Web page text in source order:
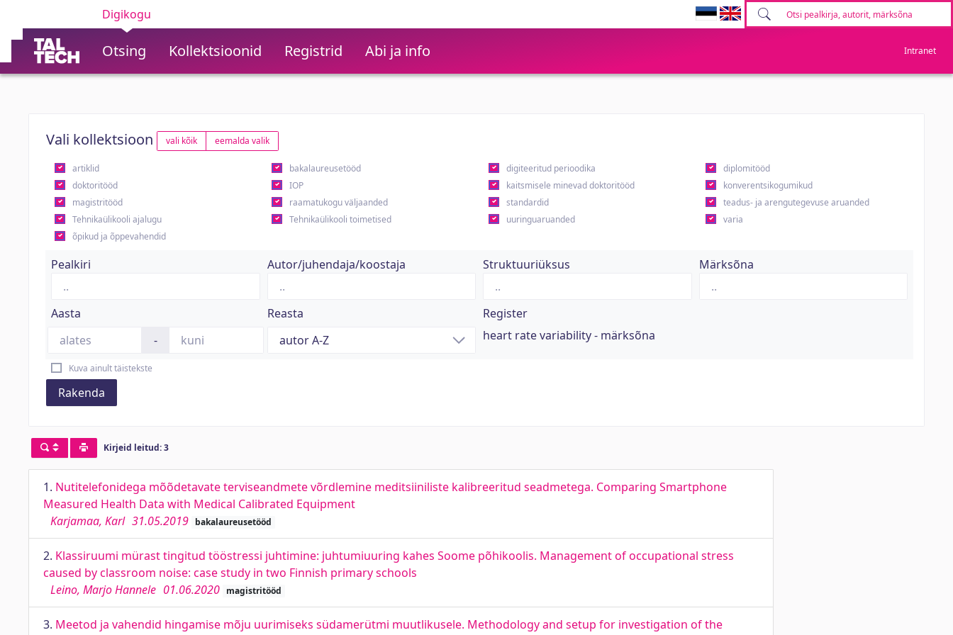
Digikogu
Otsing Kollektsioonid Registrid Abi ja info Intranet
Vali kollektsioon vali kõik eemalda valik
artiklid bakalaureusetööd digiteeritud perioodika
diplomitööd
doktoritööd
IOP kaitsmisele minevad doktoritööd
konverentsikogumikud
magistritööd
raamatukogu väljaanded standardid
teadus- ja arengutegevuse aruanded
Tehnikaülikooli ajalugu
Tehnikaülikooli toimetised uuringuaruanded
varia
õpikud ja õppevahendid
Pealkiri Autor/juhendaja/koostaja Struktuuriüksus Märksõna
Aasta
-
Reasta
Register
heart rate variability - märksõna
Kuva ainult täistekste
Rakenda
Kirjeid leitud: 3
1. Nutitelefonidega mõõdetavate terviseandmete võrdlemine meditsiiniliste kalibreeritud seadmetega. Comparing Smartphone
Measured Health Data with Medical Calibrated Equipment
Karjamaa, Karl 31.05.2019 bakalaureusetööd
2. Klassiruumi mürast tingitud tööstressi juhtimine: juhtumiuuring kahes Soome põhikoolis. Management of occupational stress
caused by classroom noise: case study in two Finnish primary schools
Leino, Marjo Hannele 01.06.2020 magistritööd
3. Meetod ja vahendid hingamise mõju uurimiseks südamerütmi muutlikusele. Methodology and setup for investigation of the